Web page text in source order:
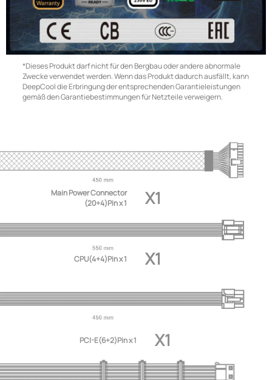
*Dieses Produkt darf nicht für den Bergbau oder andere abnormale
Zwecke verwendet werden. Wenn das Produkt dadurch ausfällt, kann
DeepCool die Erbringung der entsprechenden Garantieleistungen
gemäß den Garantiebestimmungen für Netzteile verweigern.
Main Power Connector
(20+4)Pin x 1
X1
CPU(4+4)Pin x 1 X1
PCI-E(6+2)Pin x 1 X1